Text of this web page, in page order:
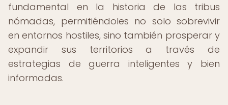
fundamental en la historia de las tribus
nómadas, permitiéndoles no solo sobrevivir
en entornos hostiles, sino también prosperar y
expandir sus territorios a través de
estrategias de guerra inteligentes y bien
informadas.